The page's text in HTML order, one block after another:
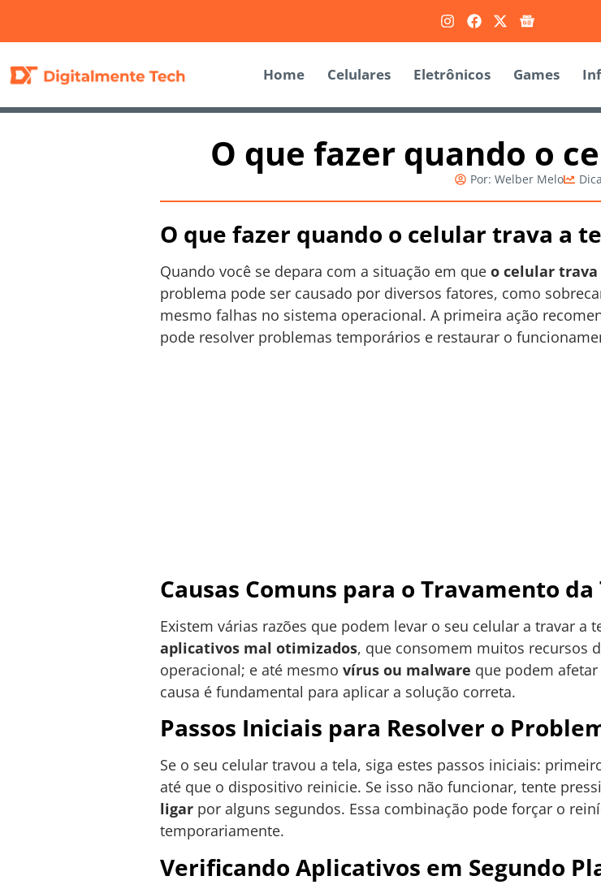
Home Celulares Eletrônicos Games
O que fazer quando o
Por: Welber Melo
O que fazer quando o celular trava a
Quando você se depara com a situação em que o celular
problema pode ser causado por diversos fatores, como
mesmo falhas no sistema operacional. A primeira ação
pode resolver problemas temporários e restaurar o
Causas Comuns para o Travamento da
Existem várias razões que podem levar o seu celular a travar a
aplicativos mal otimizados, que consomem muitos recursos
operacional; e até mesmo vírus ou malware que podem
causa é fundamental para aplicar a solução correta.
Passos Iniciais para Resolver o
Se o seu celular travou a tela, siga estes passos iniciais:
até que o dispositivo reinicie. Se isso não funcionar, tente
ligar por alguns segundos. Essa combinação pode forçar o
temporariamente.
Verificando Aplicativos em Segundo